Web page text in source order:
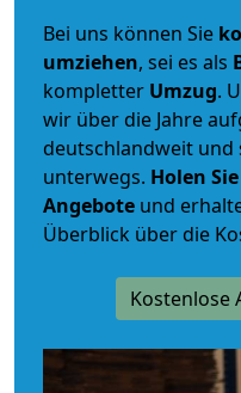
Bei uns können Sie
umziehen, sei es als
kompletter Umzug.
wir über die Jahre
deutschlandweit
unterwegs. Holen
Angebote und
Überblick über die
Kostenlose